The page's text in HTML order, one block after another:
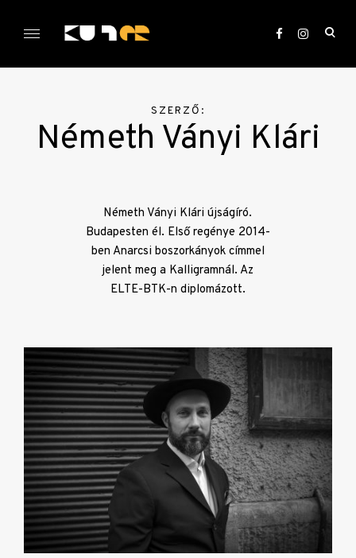
KULTer.hu
SZERZŐ:
Németh Ványi Klári
Németh Ványi Klári újságíró.
Budapesten él. Első regénye 2014-
ben Anarcsi boszorkányok címmel
jelent meg a Kalligramnál. Az
ELTE-BTK-n diplomázott.